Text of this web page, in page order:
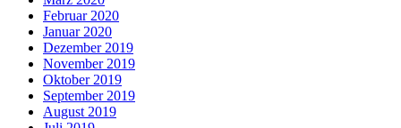
Februar 2020
Januar 2020
Dezember 2019
November 2019
Oktober 2019
September 2019
August 2019